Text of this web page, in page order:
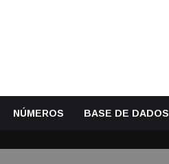
NÚMEROS BASE DE DADOS